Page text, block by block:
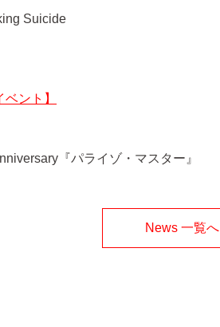
Suicide
ント】
『パライゾ・マスター』
News 一覧へ